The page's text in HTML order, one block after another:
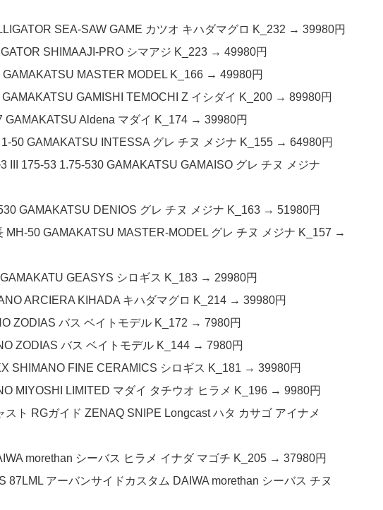
SEA-SAW GAME カツオ キハダマグロ K_232 → 39980円
SHIMAAJI-PRO シマアジ K_223 → 49980円
MASTER MODEL K_166 → 49980円
GAMISHI TEMOCHI Z イシダイ K_200 → 89980円
GAMAKATSU Aldena マダイ K_174 → 39980円
50 GAMAKATSU INTESSA グレ チヌ メジナ K_155 → 64980円
III 175-53 1.75-530 GAMAKATSU GAMAISO グレ チヌ メジナ
GAMAKATSU DENIOS グレ チヌ メジナ K_163 → 51980円
50 GAMAKATSU MASTER-MODEL グレ チヌ メジナ K_157 →
GEASYS シロギス K_183 → 29980円
ARCIERA KIHADA キハダマグロ K_214 → 39980円
ZODIAS バス ベイトモデル K_172 → 7980円
ZODIAS バス ベイトモデル K_144 → 7980円
SHIMANO FINE CERAMICS シロギス K_181 → 39980円
MIYOSHI LIMITED マダイ タチウオ ヒラメ K_196 → 9980円
ト RGガイド ZENAQ SNIPE Longcast ハタ カサゴ アイナメ
morethan シーバス ヒラメ イナダ マゴチ K_205 → 37980円
アーバンサイドカスタム DAIWA morethan シーバス チヌ